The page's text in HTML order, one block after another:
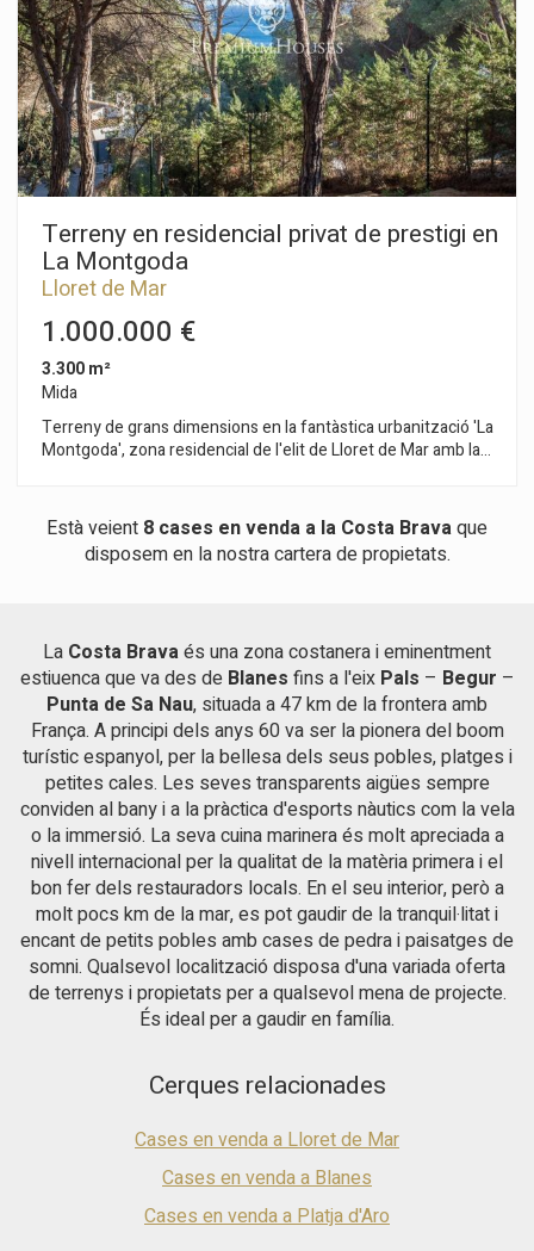
Terreny en residencial privat de prestigi en
La Montgoda
Lloret de Mar
1.000.000 €
3.300 m²
Mida
Terreny de grans dimensions en la fantàstica urbanització 'La
Montgoda', zona residencial de l'elit de Lloret de Mar amb la
divisible en dues o quatre parcel·les, amb una grandària
mínima de parcel·la de 800 m². Segons la normativa
urbanística de la zona, es pot construir fins a 500 m²
màxim del 20% amb una edificabilitat del 40%.
Està veient 8 cases en venda a la Costa Bravaque
disposem en la nostra cartera de propietats.
La Costa Bravaés una zona costanera i eminentment
estiuenca que va des deBlanes fins a l'eix Pals – Begur –
Punta de Sa Nau, situada a 47 km de la frontera amb
França. A principi dels anys 60 va ser la pionera del boom
turístic espanyol, per la bellesa dels seus pobles, platges i
petites cales. Les seves transparents aigües sempre
conviden al bany i a la pràctica d'esports nàutics com la vela
o la immersió. La seva cuina marinera és molt apreciada a
nivell internacional per la qualitat de la matèria primera i el
bon fer dels restauradors locals. En el seu interior, però a
molt pocs km de la mar, es pot gaudir de la tranquil·litat i
encant de petits pobles amb cases de pedra i paisatges de
somni. Qualsevol localització disposa d'una variada oferta
de terrenys i propietats per a qualsevol mena de projecte.
És ideal per a gaudir en família.
Cerques relacionades
Cases en venda a Lloret de Mar
Cases en venda a Blanes
Cases en venda a Platja d'Aro